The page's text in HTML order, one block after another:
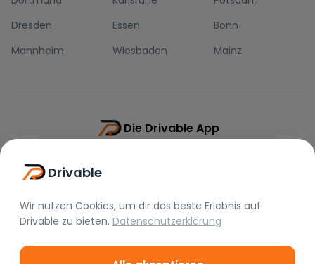
Dresden
Essen
Bonn
Mannheim
Wiesbaden Mainz
Die Drivable App
Drivable
Wir nutzen Cookies, um dir das beste Erlebnis auf
Drivable zu bieten. Datenschutzerklärung